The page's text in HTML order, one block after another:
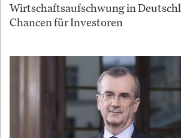
Wirtschaftsaufschwung in
Chancen für Investoren